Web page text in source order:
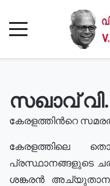
സഖാവ്
കേരളത്തിൻറെ
കേരളത്തിലെ
പ്രസ്ഥാനങ്ങളുടെ
ശങ്കരൻ